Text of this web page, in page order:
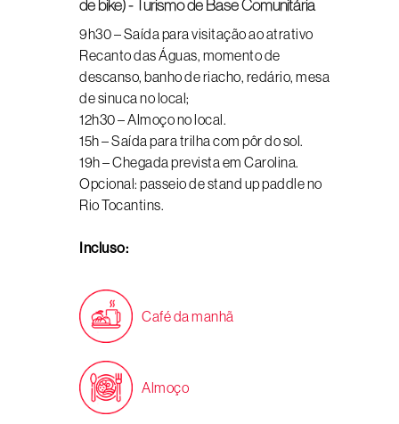
de bike) - Turismo de Base Comunitária
9h30 – Saída para visitação ao atrativo
Recanto das Águas, momento de
descanso, banho de riacho, redário, mesa
de sinuca no local;
12h30 – Almoço no local.
15h – Saída para trilha com pôr do sol.
19h – Chegada prevista em Carolina.
Opcional: passeio de stand up paddle no
Rio Tocantins.
Incluso:
Café da manhã
Almoço